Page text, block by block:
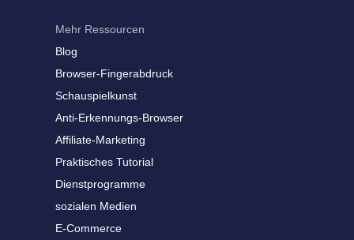
Mehr Ressourcen
Blog
Browser-Fingerabdruck
Schauspielkunst
Anti-Erkennungs-Browser
Affiliate-Marketing
Praktisches Tutorial
Dienstprogramme
sozialen Medien
E-Commerce